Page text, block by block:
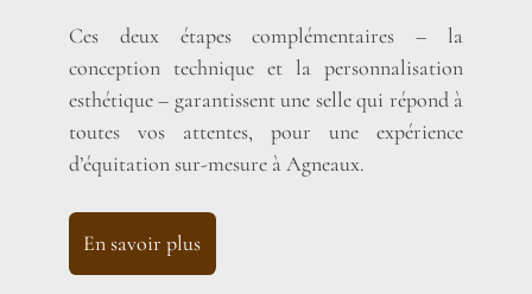
Ces deux étapes complémentaires – la
conception technique et la personnalisation
esthétique – garantissent une selle qui répond à
toutes vos attentes, pour une expérience
d’équitation sur-mesure à Agneaux.
En savoir plus